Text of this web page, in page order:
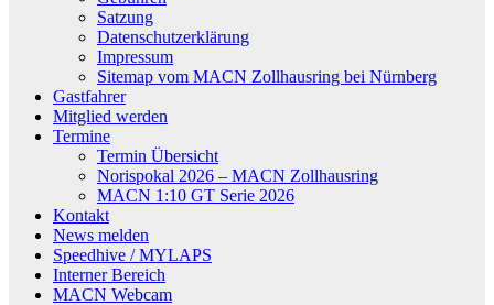
Satzung
Datenschutzerklärung
Impressum
Sitemap vom MACN Zollhausring bei Nürnberg
Gastfahrer
Mitglied werden
Termine
Termin Übersicht
Norispokal 2026 – MACN Zollhausring
MACN 1:10 GT Serie 2026
Kontakt
News melden
Speedhive / MYLAPS
Interner Bereich
MACN Webcam